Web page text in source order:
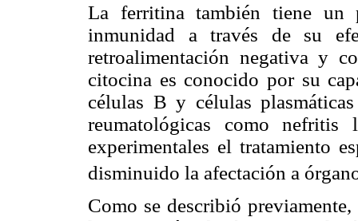
La ferritina también tiene un
inmunidad a través de su
retroalimentación negativa y
citocina es conocido por su
células B y células
reumatológicas como
experimentales el tratamiento
disminuido la afectación a
Como se describió